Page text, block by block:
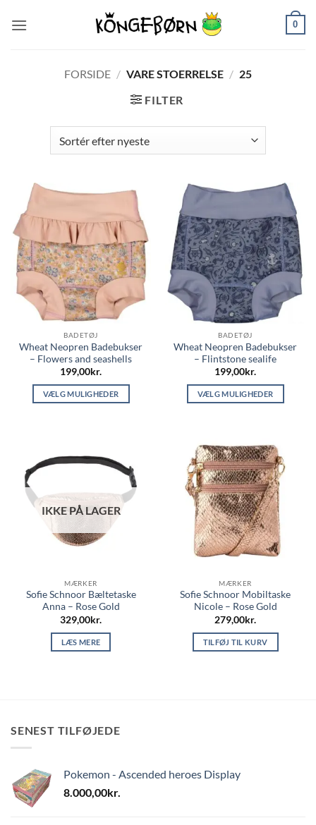
0
FORSIDE / VARE STOERRELSE / 25
FILTER
BADETØJ
Wheat Neopren Badebukser
– Flowers and seashells
199,00kr.
VÆLG MULIGHEDER
flere
varianter.
Mulighederne
vælges
varesiden
BADETØJ
Wheat Neopren Badebukser
– Flintstone sealife
199,00kr.
VÆLG MULIGHEDER
flere
varianter.
Mulighederne
kan
vælges
på
varesiden
IKKE PÅ LAGER
MÆRKER
Sofie Schnoor Bæltetaske
Anna – Rose Gold
329,00kr.
LÆS MERE
MÆRKER
Sofie Schnoor Mobiltaske
Nicole – Rose Gold
279,00kr.
TILFØJ TIL KURV
SENEST TILFØJEDE
Pokemon - Ascended heroes Display
8.000,00kr.